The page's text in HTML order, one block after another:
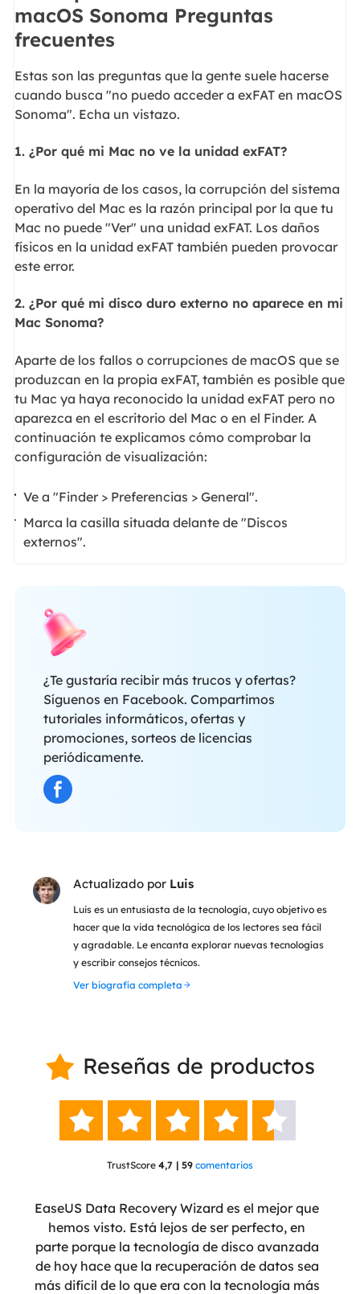
macOS Sonoma Preguntas
frecuentes
Estas son las preguntas que la gente suele hacerse
cuando busca "no puedo acceder a exFAT en macOS
Sonoma". Echa un vistazo.
1. ¿Por qué mi Mac no ve la unidad exFAT?
En la mayoría de los casos, la corrupción del sistema
operativo del Mac es la razón principal por la que tu
Mac no puede "Ver" una unidad exFAT. Los daños
físicos en la unidad exFAT también pueden provocar
este error.
2. ¿Por qué mi disco duro externo no aparece en mi
Mac Sonoma?
Aparte de los fallos o corrupciones de macOS que se
produzcan en la propia exFAT, también es posible que
tu Mac ya haya reconocido la unidad exFAT pero no
aparezca en el escritorio del Mac o en el Finder. A
continuación te explicamos cómo comprobar la
configuración de visualización:
Ve a "Finder > Preferencias > General".
Marca la casilla situada delante de "Discos
externos".
¿Te gustaría recibir más trucos y ofertas?
Síguenos en Facebook. Compartimos
tutoriales informáticos, ofertas y
promociones, sorteos de licencias
periódicamente.
Actualizado por Luis
Luis es un entusiasta de la tecnología, cuyo objetivo es
hacer que la vida tecnológica de los lectores sea fácil
y agradable. Le encanta explorar nuevas tecnologías
y escribir consejos técnicos.
Ver biografía completa
 Reseñas de productos
    
TrustScore 4,7 | 59 comentarios
EaseUS Data Recovery Wizard es el mejor que
hemos visto. Está lejos de ser perfecto, en
parte porque la tecnología de disco avanzada
de hoy hace que la recuperación de datos sea
más difícil de lo que era con la tecnología más